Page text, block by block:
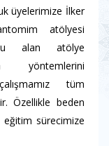
üyelerimize İlker
atölyesi
alan atölye
yöntemlerini
tüm
Özellikle beden
sürecimize